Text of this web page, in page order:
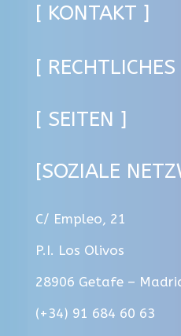
[ KONTAKT ]
[ RECHTLICHES
[ SEITEN ]
[SOZIALE
C/ Empleo, 21
P.I. Los Olivos
28906 Getafe –
(+34) 91 684 60 63